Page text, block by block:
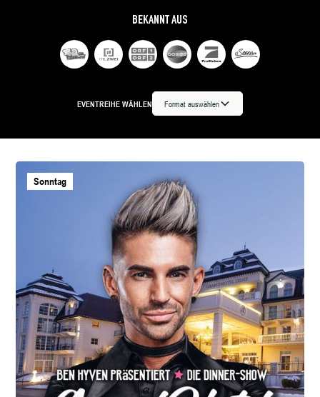
BEKANNT AUS
EVENTREIHE WÄHLEN Format auswählen
Sonntag